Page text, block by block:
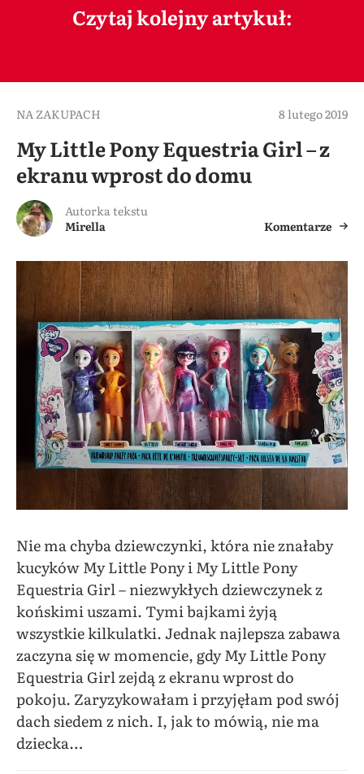
Czytaj kolejny artykuł:
NA ZAKUPACH 8 lutego 2019
My Little Pony Equestria Girl – z
ekranu wprost do domu
Autorka tekstu
Mirella
Komentarze
Nie ma chyba dziewczynki, która nie znałaby
kucyków My Little Pony i My Little Pony
Equestria Girl – niezwykłych dziewczynek z
końskimi uszami. Tymi bajkami żyją
wszystkie kilkulatki. Jednak najlepsza zabawa
zaczyna się w momencie, gdy My Little Pony
Equestria Girl zejdą z ekranu wprost do
pokoju. Zaryzykowałam i przyjęłam pod swój
dach siedem z nich. I, jak to mówią, nie ma
dziecka…